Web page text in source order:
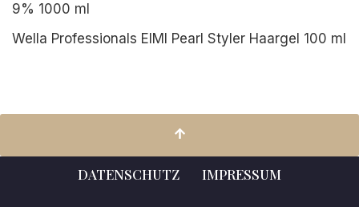
9% 1000 ml
Wella Professionals EIMI Pearl Styler Haargel 100 ml
DATENSCHUTZ IMPRESSUM